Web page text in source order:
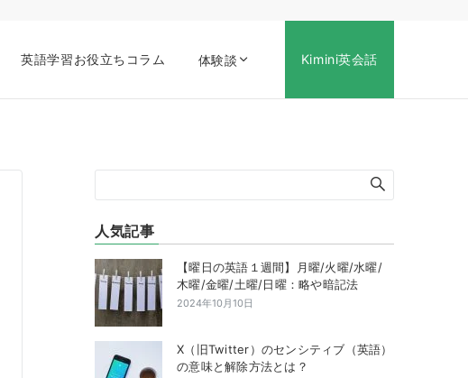
英語学習お役立ちコラム 体験談 Kimini英会話
人気記事
【曜日の英語１週間】月曜/火曜/水曜/
木曜/金曜/土曜/日曜：略や暗記法
2024年10月10日
X（旧Twitter）のセンシティブ（英語）
の意味と解除方法とは？